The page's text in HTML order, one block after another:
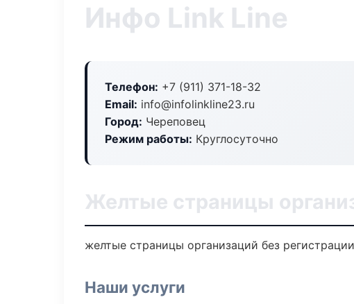
Инфо Link Line
Телефон: +7 (911) 371-18-32
Email: info@infolinkline23.ru
Город: Череповец
Режим работы: Круглосуточно
Желтые страницы
желтые страницы организаций без
Наши услуги